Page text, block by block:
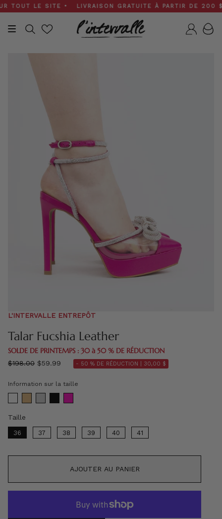
Skip
to
content
LE SITE • LIVRAISON GRATUITE À PARTIR DE 200 $
Recherche
L'INTERVALLE ENTREPÔT
Talar Fucshia Leather
SOLDE DE PRINTEMPS : 30 à 50 % DE RÉDUCTION
régulier
$198.00 $59.99 - 50 % DE RÉDUCTION | 30,00 $
Information sur la taille
Taille
36 37 38 39 40 41
AJOUTER AU PANIER